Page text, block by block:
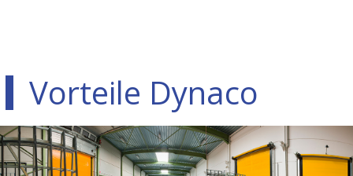
Vorteile Dynaco